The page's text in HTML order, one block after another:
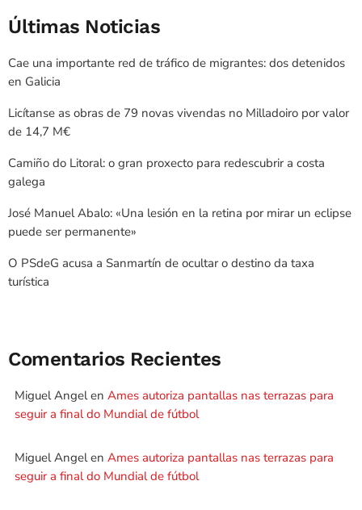
Últimas Noticias
Cae una importante red de tráfico de migrantes: dos detenidos
en Galicia
Licítanse as obras de 79 novas vivendas no Milladoiro por valor
de 14,7 M€
Camiño do Litoral: o gran proxecto para redescubrir a costa
galega
José Manuel Abalo: «Una lesión en la retina por mirar un eclipse
puede ser permanente»
O PSdeG acusa a Sanmartín de ocultar o destino da taxa
turística
Comentarios Recientes
Miguel Angelen Ames autoriza pantallas nas terrazas para
seguir a final do Mundial de fútbol
Miguel Angelen Ames autoriza pantallas nas terrazas para
seguir a final do Mundial de fútbol